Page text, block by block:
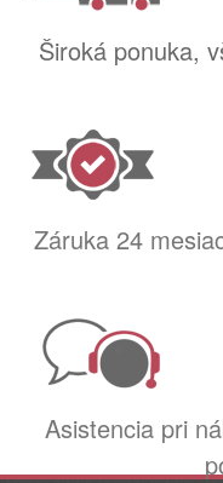
Široká ponuka,
Záruka 24
Asistencia pri